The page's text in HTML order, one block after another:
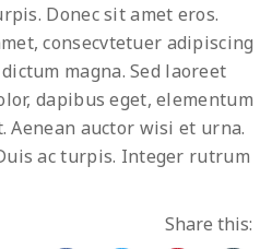
Donec sit amet eros.
consecvtetuer adipiscing
magna. Sed laoreet
dapibus eget, elementum
Aenean auctor wisi et urna.
ac turpis. Integer rutrum
Share this: